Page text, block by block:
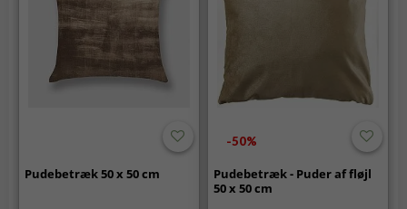
Pudebetræk 50 x 50 cm
-50%
Pudebetræk - Puder af fløjl
50 x 50 cm